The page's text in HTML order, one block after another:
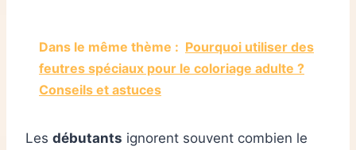
Dans le même thème : Pourquoi utiliser des
feutres spéciaux pour le coloriage adulte ?
Conseils et astuces
Les débutants ignorent souvent combien le